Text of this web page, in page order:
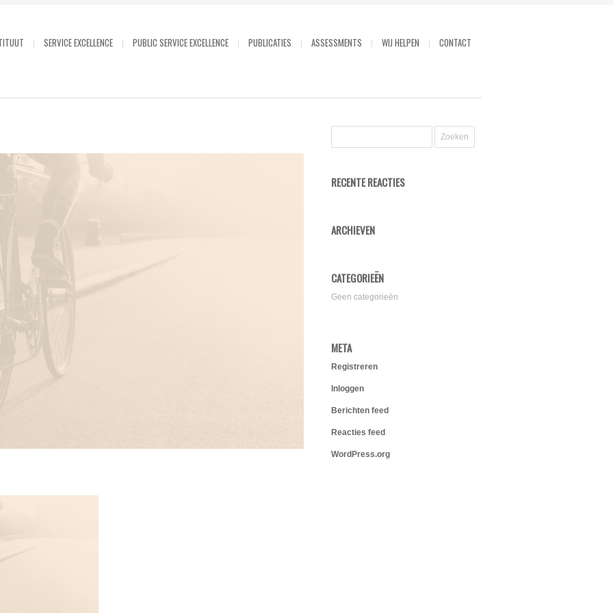
SERVICE EXCELLENCE PUBLIC SERVICE EXCELLENCE PUBLICATIES ASSESSMENTS WIJ HELPEN CONTACT
RECENTE REACTIES
ARCHIEVEN
CATEGORIEËN
Geen categorieën
META
Registreren
Inloggen
Berichten feed
Reacties feed
WordPress.org